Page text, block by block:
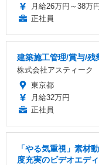
月給26万円～38万
正社員
建築施工管理/賞与/残
株式会社アスティーク
東京都
月給32万円
正社員
「やる気重視」素材
度充実のビデオエデ